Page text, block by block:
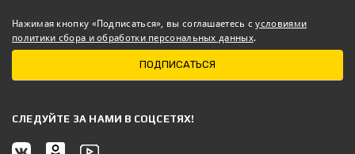
Нажимая кнопку «Подписаться», вы соглашаетесь сусловиями
политики сбора и обработки персональных данных.
ПОДПИСАТЬСЯ
CЛЕДУЙТЕ ЗА НАМИ В СОЦСЕТЯХ!